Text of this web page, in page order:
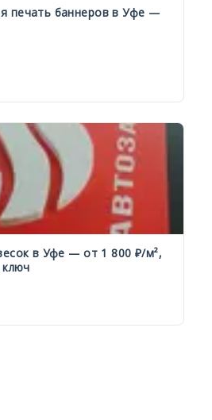
печать баннеров в Уфе —
в Уфе — от 1 800 ₽/м²,